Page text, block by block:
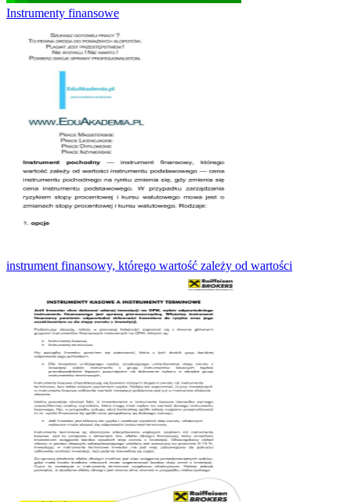
Instrumenty finansowe
instrument finansowy, którego wartość zależy od wartości